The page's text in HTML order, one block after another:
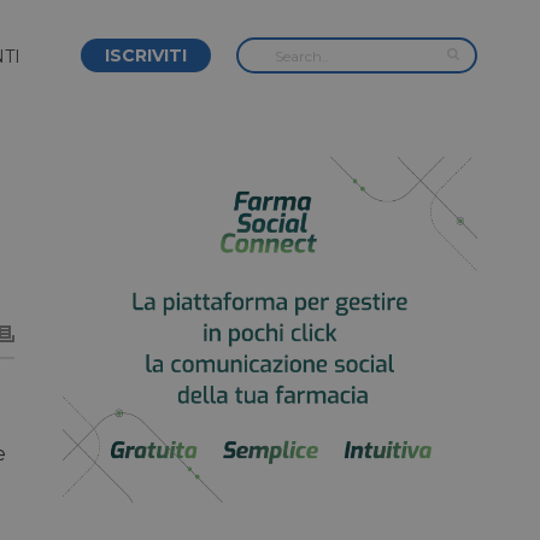
ISCRIVITI